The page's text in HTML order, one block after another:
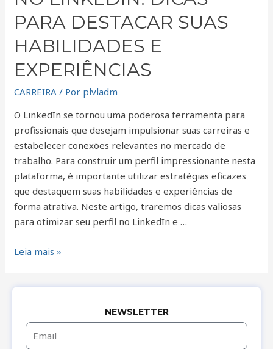
PARA DESTACAR SUAS
HABILIDADES E
EXPERIÊNCIAS
CARREIRA / Por plvladm
O LinkedIn se tornou uma poderosa ferramenta para
profissionais que desejam impulsionar suas carreiras e
estabelecer conexões relevantes no mercado de
trabalho. Para construir um perfil impressionante nesta
plataforma, é importante utilizar estratégias eficazes
que destaquem suas habilidades e experiências de
forma atrativa. Neste artigo, traremos dicas valiosas
para otimizar seu perfil no LinkedIn e …
dicas
para
destacar
suas
habilidades
Leia mais »
NEWSLETTER
Email